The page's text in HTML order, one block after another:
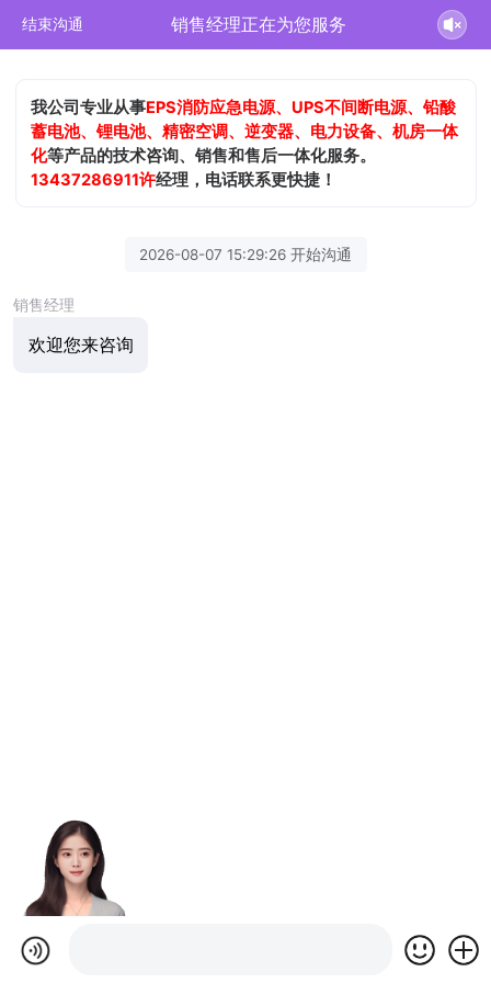
结束沟通 销售经理正在为您服务
我公司专业从事EPS消防应急电源、UPS不间断电源、铅酸
蓄电池、锂电池、精密空调、逆变器、电力设备、机房一体
化等产品的技术咨询、销售和售后一体化服务。
13437286911许经理，电话联系更快捷！
2026-08-07 15:29:26 开始沟通
销售经理
欢迎您来咨询